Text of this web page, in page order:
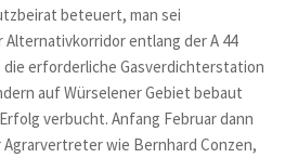
beteuert, man sei
entlang der A 44
erforderliche Gasverdichterstation
auf Würselener Gebiet bebaut
verbucht. Anfang Februar dann
wie Bernhard Conzen,